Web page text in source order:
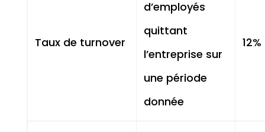
Taux de turnover
d’employés
quittant
l’entreprise sur
une période
donnée
12%